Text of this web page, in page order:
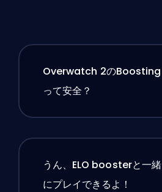
Overwatch 2のBoosting
って安全？
うん、ELO boosterと一緒
にプレイできるよ！